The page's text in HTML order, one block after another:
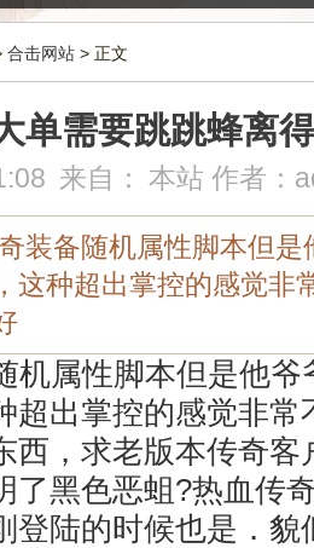
合击网站 > 正文
单需要跳跳蜂离
来自： 本站 作者：
装备随机属性脚本但是
这种超出掌控的感觉非
机属性脚本但是他爷
超出掌控的感觉非常
西，求老版本传奇客
了黑色恶蛆?热血传
陆的时候也是．貌